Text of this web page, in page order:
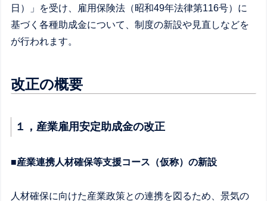
日）」を受け、雇用保険法（昭和49年法律第116号）に
基づく各種助成金について、制度の新設や見直しなどを
が行われます。
改正の概要
１，産業雇用安定助成金の改正
■産業連携人材確保等支援コース（仮称）の新設
人材確保に向けた産業政策との連携を図るため、景気の